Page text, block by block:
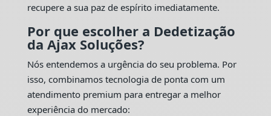
recupere a sua paz de espírito imediatamente.
Por que escolher a Dedetização
da Ajax Soluções?
Nós entendemos a urgência do seu problema. Por
isso, combinamos tecnologia de ponta com um
atendimento premium para entregar a melhor
experiência do mercado: